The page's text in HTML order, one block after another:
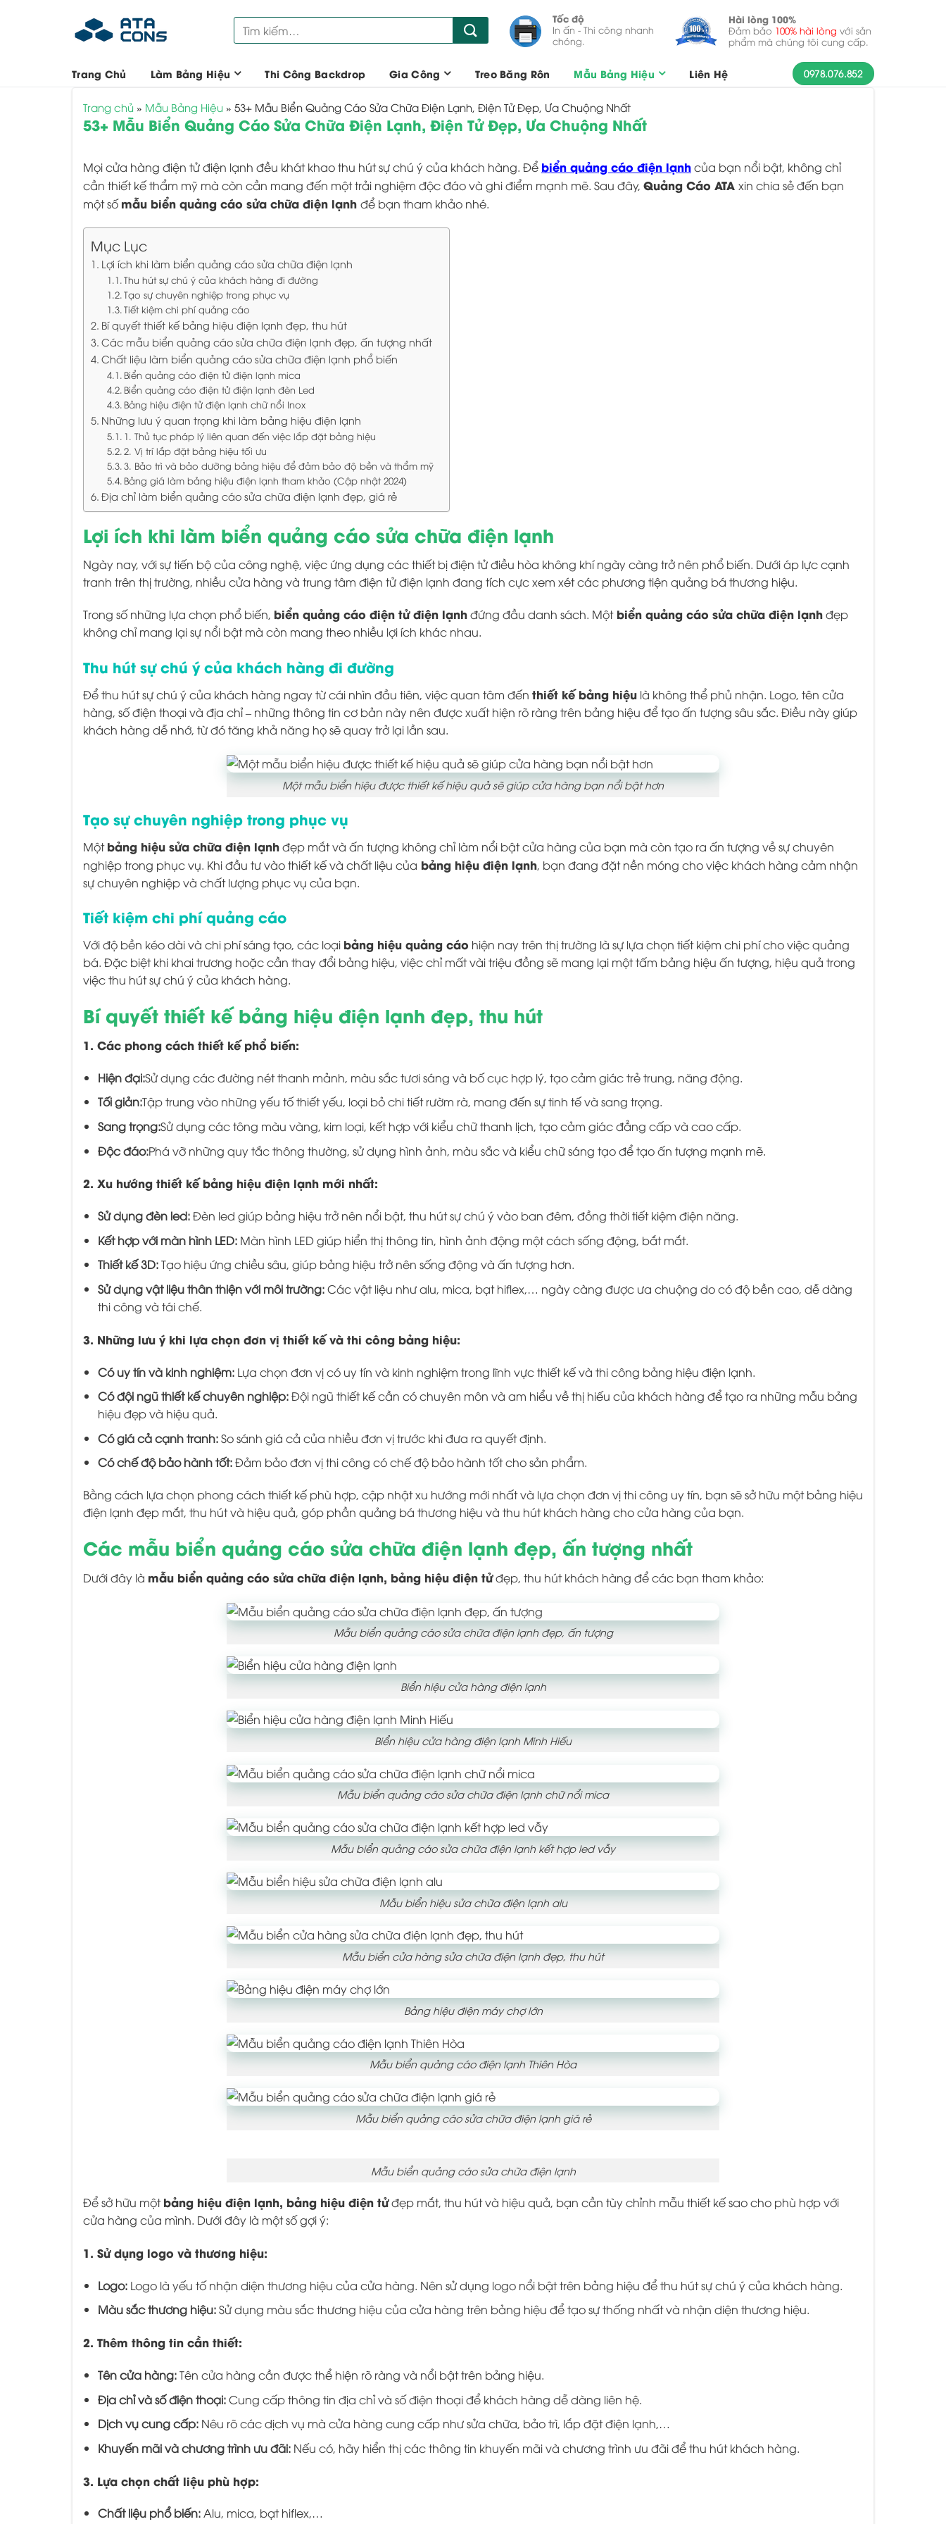
Tìm
kiếm:
Tốc độ
In ấn - Thi công nhanh
chóng.
Hài lòng 100%
Đảm bảo 100% hài lòng với sản
phẩm mà chúng tôi cung cấp.
Trang Chủ Làm Bảng Hiệu Thi Công Backdrop Gia Công Treo Băng Rôn Mẫu Bảng Hiệu Liên Hệ 0978.076.852
Trang chủ » Mẫu Bảng Hiệu » 53+ Mẫu Biển Quảng Cáo Sửa Chữa Điện Lạnh, Điện Tử Đẹp, Ưa Chuộng Nhất
53+ Mẫu Biển Quảng Cáo Sửa Chữa Điện Lạnh, Điện Tử Đẹp, Ưa Chuộng Nhất
Mọi cửa hàng điện tử điện lạnh đều khát khao thu hút sự chú ý của khách hàng. Để biển quảng cáo điện lạnhcủa bạn nổi bật, không chỉ
cần thiết kế thẩm mỹ mà còn cần mang đến một trải nghiệm độc đáo và ghi điểm mạnh mẽ. Sau đây, Quảng Cáo ATA xin chia sẻ đến bạn
một sốmẫu biển quảng cáo sửa chữa điện lạnh để bạn tham khảo nhé.
Mục Lục
Lợi ích khi làm biển quảng cáo sửa chữa điện lạnh
Thu hút sự chú ý của khách hàng đi đường
Tạo sự chuyên nghiệp trong phục vụ
Tiết kiệm chi phí quảng cáo
Bí quyết thiết kế bảng hiệu điện lạnh đẹp, thu hút
Các mẫu biển quảng cáo sửa chữa điện lạnh đẹp, ấn tượng nhất
Chất liệu làm biển quảng cáo sửa chữa điện lạnh phổ biến
Biển quảng cáo điện tử điện lạnh mica
Biển quảng cáo điện tử điện lạnh đèn Led
Bảng hiệu điện tử điện lạnh chữ nổi Inox
Những lưu ý quan trọng khi làm bảng hiệu điện lạnh
1. Thủ tục pháp lý liên quan đến việc lắp đặt bảng hiệu
2. Vị trí lắp đặt bảng hiệu tối ưu
3. Bảo trì và bảo dưỡng bảng hiệu để đảm bảo độ bền và thẩm mỹ
Bảng giá làm bảng hiệu điện lạnh tham khảo (Cập nhật 2024)
Địa chỉ làm biển quảng cáo sửa chữa điện lạnh đẹp, giá rẻ
Lợi ích khi làm biển quảng cáo sửa chữa điện lạnh
Ngày nay, với sự tiến bộ của công nghệ, việc ứng dụng các thiết bị điện tử điều hòa không khí ngày càng trở nên phổ biến. Dưới áp lực cạnh
tranh trên thị trường, nhiều cửa hàng và trung tâm điện tử điện lạnh đang tích cực xem xét các phương tiện quảng bá thương hiệu.
Trong số những lựa chọn phổ biến, biển quảng cáo điện tử điện lạnhđứng đầu danh sách. Mộtbiển quảng cáo sửa chữa điện lạnhđẹp
không chỉ mang lại sự nổi bật mà còn mang theo nhiều lợi ích khác nhau.
Thu hút sự chú ý của khách hàng đi đường
Để thu hút sự chú ý của khách hàng ngay từ cái nhìn đầu tiên, việc quan tâm đến thiết kế bảng hiệu là không thể phủ nhận. Logo, tên cửa
hàng, số điện thoại và địa chỉ – những thông tin cơ bản này nên được xuất hiện rõ ràng trên bảng hiệu để tạo ấn tượng sâu sắc. Điều này giúp
khách hàng dễ nhớ, từ đó tăng khả năng họ sẽ quay trở lại lần sau.
Một mẫu biển hiệu được thiết kế hiệu quả sẽ giúp cửa hàng bạn nổi bật hơn
Tạo sự chuyên nghiệp trong phục vụ
Mộtbảng hiệu sửa chữa điện lạnhđẹp mắt và ấn tượng không chỉ làm nổi bật cửa hàng của bạn mà còn tạo ra ấn tượng về sự chuyên
nghiệp trong phục vụ. Khi đầu tư vào thiết kế và chất liệu của bảng hiệu điện lạnh, bạn đang đặt nền móng cho việc khách hàng cảm nhận
sự chuyên nghiệp và chất lượng phục vụ của bạn.
Tiết kiệm chi phí quảng cáo
Với độ bền kéo dài và chi phí sáng tạo, các loại bảng hiệu quảng cáo hiện nay trên thị trường là sự lựa chọn tiết kiệm chi phí cho việc quảng
bá. Đặc biệt khi khai trương hoặc cần thay đổi bảng hiệu, việc chỉ mất vài triệu đồng sẽ mang lại một tấm bảng hiệu ấn tượng, hiệu quả trong
việc thu hút sự chú ý của khách hàng.
Bí quyết thiết kế bảng hiệu điện lạnh đẹp, thu hút
1. Các phong cách thiết kế phổ biến:
Hiện đại:Sử dụng các đường nét thanh mảnh, màu sắc tươi sáng và bố cục hợp lý, tạo cảm giác trẻ trung, năng động.
Tối giản:Tập trung vào những yếu tố thiết yếu, loại bỏ chi tiết rườm rà, mang đến sự tinh tế và sang trọng.
Sang trọng:Sử dụng các tông màu vàng, kim loại, kết hợp với kiểu chữ thanh lịch, tạo cảm giác đẳng cấp và cao cấp.
Độc đáo:Phá vỡ những quy tắc thông thường, sử dụng hình ảnh, màu sắc và kiểu chữ sáng tạo để tạo ấn tượng mạnh mẽ.
2. Xu hướng thiết kế bảng hiệu điện lạnh mới nhất:
Sử dụng đèn led:Đèn led giúp bảng hiệu trở nên nổi bật, thu hút sự chú ý vào ban đêm, đồng thời tiết kiệm điện năng.
Kết hợp với màn hình LED:Màn hình LED giúp hiển thị thông tin, hình ảnh động một cách sống động, bắt mắt.
Thiết kế 3D:Tạo hiệu ứng chiều sâu, giúp bảng hiệu trở nên sống động và ấn tượng hơn.
Sử dụng vật liệu thân thiện với môi trường:Các vật liệu như alu, mica, bạt hiflex,… ngày càng được ưa chuộng do có độ bền cao, dễ dàng
thi công và tái chế.
3. Những lưu ý khi lựa chọn đơn vị thiết kế và thi công bảng hiệu:
Có uy tín và kinh nghiệm:Lựa chọn đơn vị có uy tín và kinh nghiệm trong lĩnh vực thiết kế và thi công bảng hiệu điện lạnh.
Có đội ngũ thiết kế chuyên nghiệp:Đội ngũ thiết kế cần có chuyên môn và am hiểu về thị hiếu của khách hàng để tạo ra những mẫu bảng
hiệu đẹp và hiệu quả.
Có giá cả cạnh tranh:So sánh giá cả của nhiều đơn vị trước khi đưa ra quyết định.
Có chế độ bảo hành tốt:Đảm bảo đơn vị thi công có chế độ bảo hành tốt cho sản phẩm.
Bằng cách lựa chọn phong cách thiết kế phù hợp, cập nhật xu hướng mới nhất và lựa chọn đơn vị thi công uy tín, bạn sẽ sở hữu một bảng hiệu
điện lạnh đẹp mắt, thu hút và hiệu quả, góp phần quảng bá thương hiệu và thu hút khách hàng cho cửa hàng của bạn.
Các mẫu biển quảng cáo sửa chữa điện lạnh đẹp, ấn tượng nhất
Dưới đây là mẫu biển quảng cáo sửa chữa điện lạnh, bảng hiệu điện tửđẹp, thu hút khách hàng để các bạn tham khảo:
Mẫu biển quảng cáo sửa chữa điện lạnh đẹp, ấn tượng
Biển hiệu cửa hàng điện lạnh
Biển hiệu cửa hàng điện lạnh Minh Hiếu
Mẫu biển quảng cáo sửa chữa điện lạnh chữ nổi mica
Mẫu biển quảng cáo sửa chữa điện lạnh kết hợp led vẫy
Mẫu biển hiệu sửa chữa điện lạnh alu
Mẫu biển cửa hàng sửa chữa điện lạnh đẹp, thu hút
Bảng hiệu điện máy chợ lớn
Mẫu biển quảng cáo điện lạnh Thiên Hòa
Mẫu biển quảng cáo sửa chữa điện lạnh giá rẻ
Mẫu biển quảng cáo sửa chữa điện lạnh
Để sở hữu mộtbảng hiệu điện lạnh, bảng hiệu điện tửđẹp mắt, thu hút và hiệu quả, bạn cần tùy chỉnh mẫu thiết kế sao cho phù hợp với
cửa hàng của mình. Dưới đây là một số gợi ý:
1. Sử dụng logo và thương hiệu:
Logo:Logo là yếu tố nhận diện thương hiệu của cửa hàng. Nên sử dụng logo nổi bật trên bảng hiệu để thu hút sự chú ý của khách hàng.
Màu sắc thương hiệu:Sử dụng màu sắc thương hiệu của cửa hàng trên bảng hiệu để tạo sự thống nhất và nhận diện thương hiệu.
2. Thêm thông tin cần thiết:
Tên cửa hàng:Tên cửa hàng cần được thể hiện rõ ràng và nổi bật trên bảng hiệu.
Địa chỉ và số điện thoại:Cung cấp thông tin địa chỉ và số điện thoại để khách hàng dễ dàng liên hệ.
Dịch vụ cung cấp:Nêu rõ các dịch vụ mà cửa hàng cung cấp như sửa chữa, bảo trì, lắp đặt điện lạnh,…
Khuyến mãi và chương trình ưu đãi:Nếu có, hãy hiển thị các thông tin khuyến mãi và chương trình ưu đãi để thu hút khách hàng.
3. Lựa chọn chất liệu phù hợp:
Chất liệu phổ biến:Alu, mica, bạt hiflex,…